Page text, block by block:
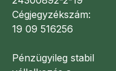
Cégjegyzékszám:
19 09 516256
Pénzügyileg stabil